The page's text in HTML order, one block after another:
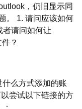
，仍旧显示同
。 1. 请问应该如何
者请问如何让
？
么方式添加的账
尝试以下链接的方